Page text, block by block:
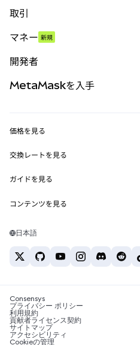
取引
パーペチュアル
RWA
マネー 新規
開発者
MetaMask Connect
Snaps
Web3サービス
MetaMaskを入手
セキュリティ
サポート
キャリア
お問い合わせ
価格を見る
イーサリアムの価格
Solanaの価格
Tetherの価格
交換レートを見る
ETH→USD
USDT→INR
BTC→INR
ETH→USDT
ガイドを見る
ETHの購入
USDTの購入
SHIBの購入
BNBの購入
コンテンツを見る
Solanaウォレット
税制関連ニュース
暗号資産の購入方法は？
ビットコインを売るには？
日本語
Consensys
プライバシー ポリシー
利用規約
貢献者ライセンス契約
サイトマップ
アクセシビリティ
Cookieの管理